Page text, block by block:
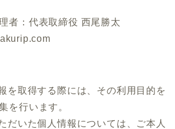
者：代表取締役 西尾勝太
を取得する際には、その利用目的を
を行います。
だいた個人情報については、ご本人